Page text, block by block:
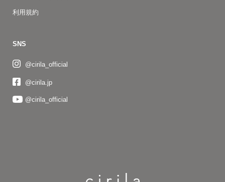
利用規約
SNS
@cirila_official
@cirila.jp
@cirila_official